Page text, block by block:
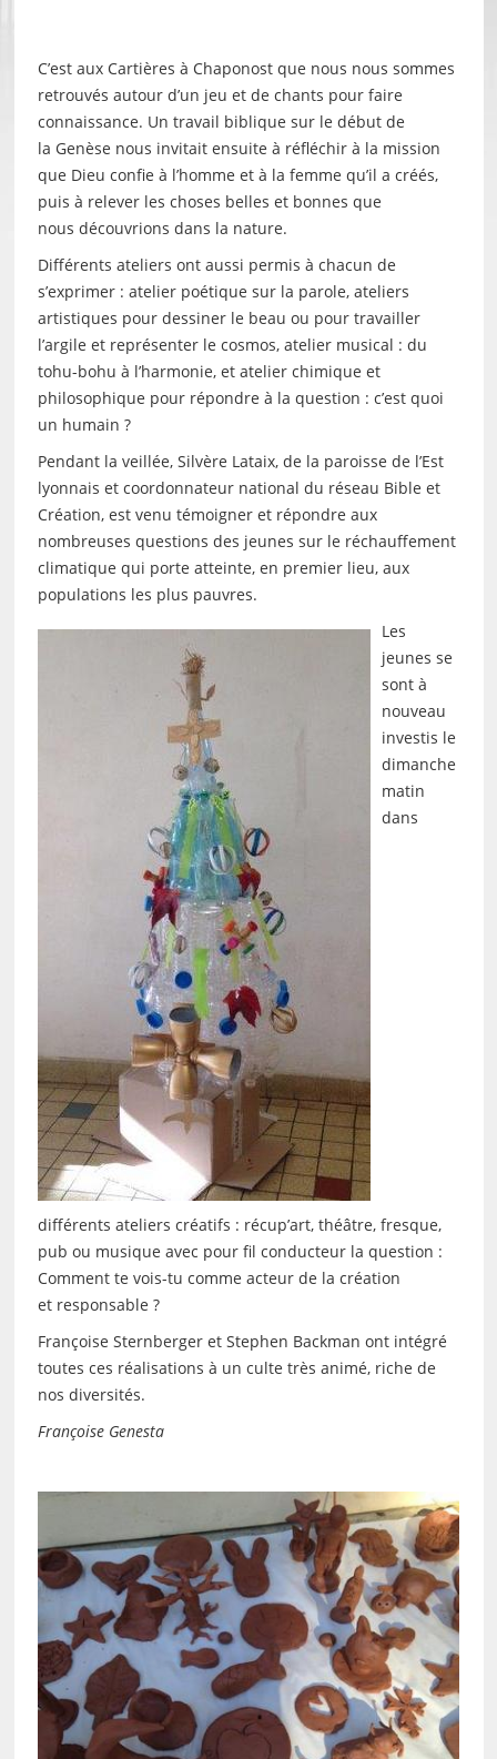
C’est aux Cartières à Chaponost que nous nous sommes
retrouvés autour d’un jeu et de chants pour faire
connaissance. Un travail biblique sur le début de
la Genèse nous invitait ensuite à réfléchir à la mission
que Dieu confie à l’homme et à la femme qu’il a créés,
puis à relever les choses belles et bonnes que
nous découvrions dans la nature.
Différents ateliers ont aussi permis à chacun de
s’exprimer : atelier poétique sur la parole, ateliers
artistiques pour dessiner le beau ou pour travailler
l’argile et représenter le cosmos, atelier musical : du
tohu-bohu à l’harmonie, et atelier chimique et
philosophique pour répondre à la question : c’est quoi
un humain ?
Pendant la veillée, Silvère Lataix, de la paroisse de l’Est
lyonnais et coordonnateur national du réseau Bible et
Création, est venu témoigner et répondre aux
nombreuses questions des jeunes sur le réchauffement
climatique qui porte atteinte, en premier lieu, aux
populations les plus pauvres.
Les
jeunes se
sont à
nouveau
investis le
dimanche
matin
dans
différents ateliers créatifs : récup’art, théâtre, fresque,
pub ou musique avec pour fil conducteur la question :
Comment te vois-tu comme acteur de la création
et responsable ?
Françoise Sternberger et Stephen Backman ont intégré
toutes ces réalisations à un culte très animé, riche de
nos diversités.
Françoise Genesta